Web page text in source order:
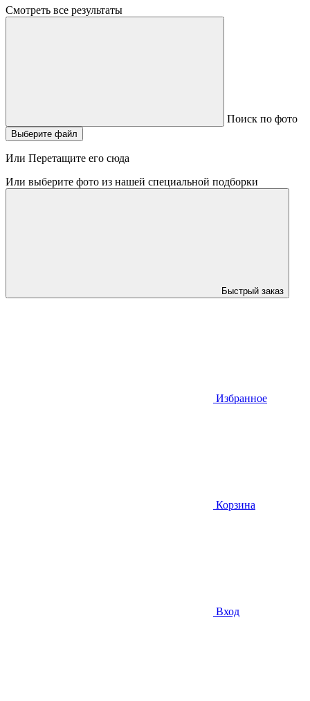
Смотреть все результаты
Поиск по фото
Выберите файл
Или Перетащите его сюда
Или выберите фото из нашей специальной подборки
Быстрый заказ
Избранное
Корзина
Вход